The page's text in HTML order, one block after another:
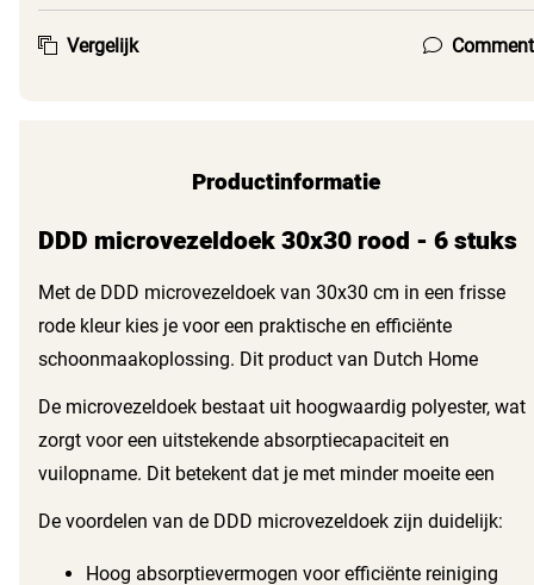
Vergelijk Comment
Productinformatie
DDD microvezeldoek 30x30 rood - 6 stuks
Met de DDD microvezeldoek van 30x30 cm in een frisse
rode kleur kies je voor een praktische en efficiënte
schoonmaakoplossing. Dit product van Dutch Home
huis.
De microvezeldoek bestaat uit hoogwaardig polyester, wat
zorgt voor een uitstekende absorptiecapaciteit en
vuilopname. Dit betekent dat je met minder moeite een
keukens, badkamers en meubels. Dankzij de compacte
De voordelen van de DDD microvezeldoek zijn duidelijk:
Hoog absorptievermogen voor efficiënte reiniging